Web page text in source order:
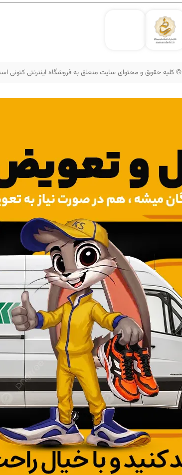
© کلیه حقوق و محتوای سایت متعلق به فروشگاه اینترنتی کتونی استور